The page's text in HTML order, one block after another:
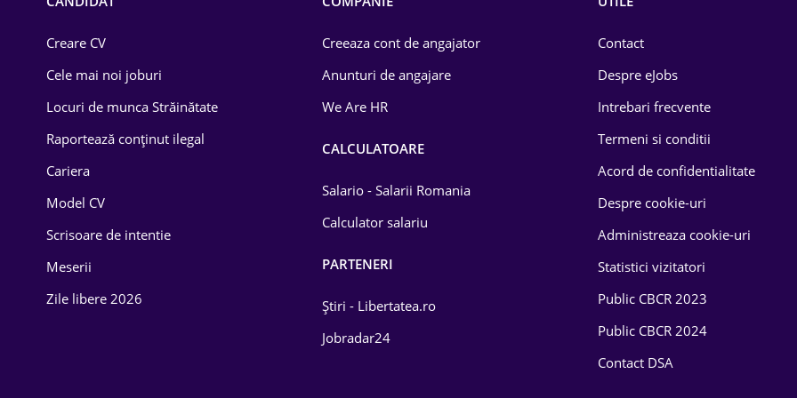
Creare CV
Cele mai noi joburi
Locuri de munca Străinătate
Raportează conținut ilegal
Cariera
Model CV
Scrisoare de intentie
Meserii
Zile libere 2026
Creeaza cont de angajator
Anunturi de angajare
We Are HR
CALCULATOARE
Salario - Salarii Romania
Calculator salariu
PARTENERI
Știri - Libertatea.ro
Jobradar24
Contact
Despre eJobs
Intrebari frecvente
Termeni si conditii
Acord de confidentialitate
Despre cookie-uri
Administreaza cookie-uri
Statistici vizitatori
Public CBCR 2023
Public CBCR 2024
Contact DSA